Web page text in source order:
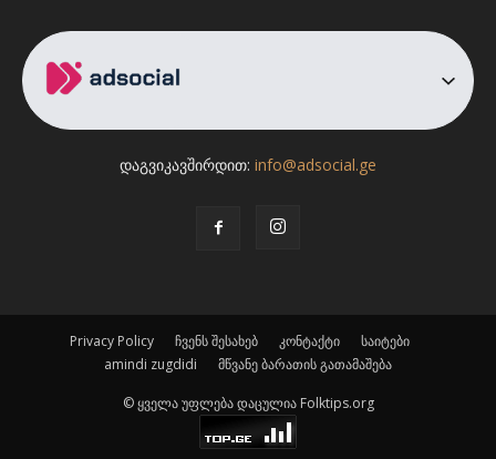
დაგვიკავშირდით: info@adsocial.ge
Privacy Policy ჩვენს შესახებ კონტაქტი
საიტები
amindi zugdidi
მწვანე ბარათის გათამაშება
© ყველა უფლება დაცულია Folktips.org